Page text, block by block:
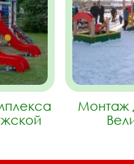
Монтаж